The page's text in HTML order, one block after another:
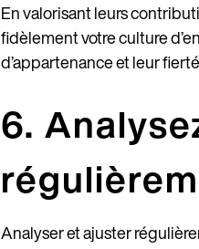
En valorisant leurs
fidèlement votre culture
d’appartenance et leur
6.
Analyser et ajuster